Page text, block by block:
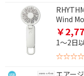
Wind
￥
1～2日
価格で絞り